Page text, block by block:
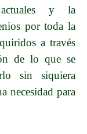
actuales y la
por toda la
a través
de lo que se
sin siquiera
necesidad para